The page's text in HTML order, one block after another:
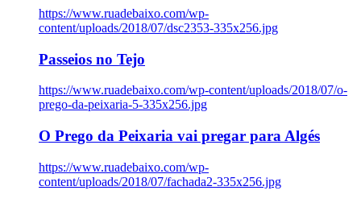
https://www.ruadebaixo.com/wp-
content/uploads/2018/07/dsc2353-335x256.jpg
Passeios no Tejo
https://www.ruadebaixo.com/wp-content/uploads/2018/07/o-
prego-da-peixaria-5-335x256.jpg
O Prego da Peixaria vai pregar para Algés
https://www.ruadebaixo.com/wp-
content/uploads/2018/07/fachada2-335x256.jpg